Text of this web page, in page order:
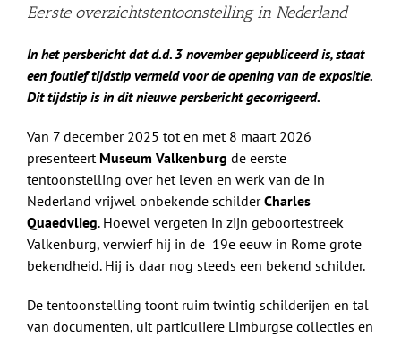
Eerste overzichtstentoonstelling in Nederland
In het persbericht dat d.d. 3 november gepubliceerd is, staat
een foutief tijdstip vermeld voor de opening van de expositie.
Dit tijdstip is in dit nieuwe persbericht gecorrigeerd.
Van 7 december 2025 tot en met 8 maart 2026
presenteert Museum Valkenburg de eerste
tentoonstelling over het leven en werk van de in
Nederland vrijwel onbekende schilderCharles
Quaedvlieg. Hoewel vergeten in zijn geboortestreek
Valkenburg, verwierf hij in de 19e eeuw in Rome grote
bekendheid. Hij is daar nog steeds een bekend schilder.
De tentoonstelling toont ruim twintig schilderijen en tal
van documenten, uit particuliere Limburgse collecties en